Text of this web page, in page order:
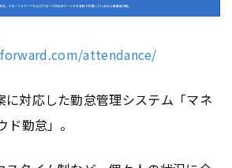
attendance/
に対応した勤怠管理システム「マネ
勤怠」。